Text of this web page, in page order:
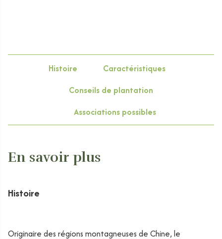
Histoire
Caractéristiques
Conseils de plantation
Associations possibles
En savoir plus
Histoire
Originaire des régions montagneuses de Chine, le